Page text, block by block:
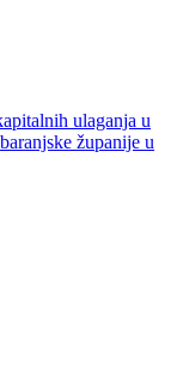
ulaganja u
županije u